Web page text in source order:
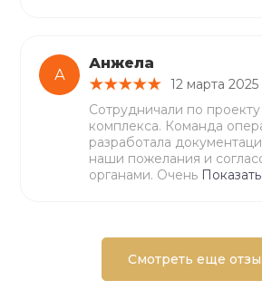
А
Анжела
12 марта 2025
Сотрудничали по
комплекса. Команда
разработала
наши пожелания и
органами. Очень
Смотреть еще